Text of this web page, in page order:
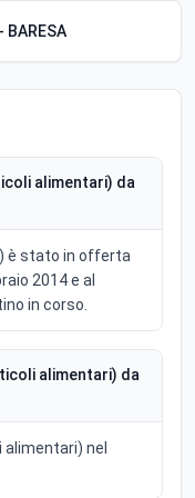
alimentari) da
è stato in offerta
2014 e al
in corso.
alimentari) da
alimentari) nel